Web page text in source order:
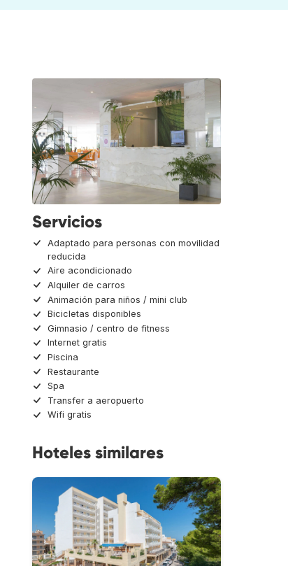
Servicios
Adaptado para personas con movilidad
reducida
Aire acondicionado
Alquiler de carros
Animación para niños / mini club
Bicicletas disponibles
Gimnasio / centro de fitness
Internet gratis
Piscina
Restaurante
Spa
Transfer a aeropuerto
Wifi gratis
Hoteles similares